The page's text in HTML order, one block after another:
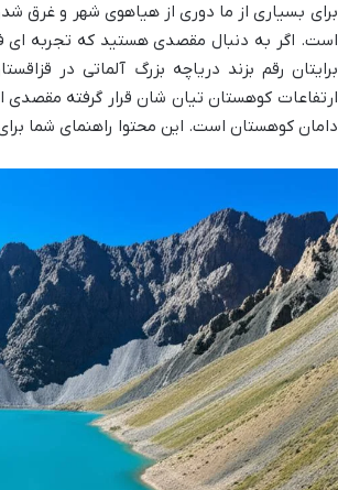
برای بسیاری از ما دوری از هیاهوی شهر و غرق
است. اگر به دنبال مقصدی هستید که تجربه ای
برایتان رقم بزند دریاچه بزرگ آلماتی در
ارتفاعات کوهستان تیان شان قرار گرفته
دامان کوهستان است. این محتوا راهنمای شما